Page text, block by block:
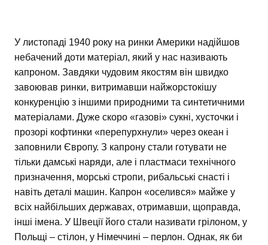
У листопаді 1940 року на ринки Америки надійшов
небачений доти матеріал, який у нас називають
капроном. Завдяки чудовим якостям він швидко
завоював ринки, витримавши найжорстокішу
конкуренцію з іншими природними та синтетичними
матеріалами. Дуже скоро «газові» сукні, хусточки і
прозорі кофтинки «перепурхнули» через океан і
заповнили Європу. З капрону стали готувати не
тільки дамські наряди, але і пластмаси технічного
призначення, морські стропи, рибальські снасті і
навіть деталі машин. Капрон «оселився» майже у
всіх найбільших державах, отримавши, щоправда,
інші імена. У Швеції його стали називати грілоном, у
Польщі – стілон, у Німеччині – перлон. Однак, як би